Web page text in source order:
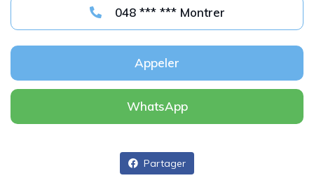
048 *** *** Montrer
Appeler
WhatsApp
Partager